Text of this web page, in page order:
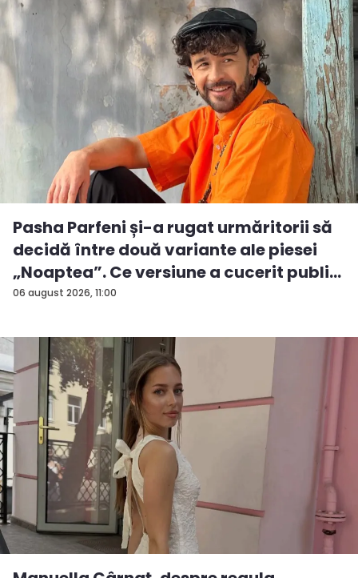
06 august 2026, 11:00
Pasha Parfeni și-a rugat urmăritorii să
decidă între două variante ale piesei
„Noaptea”. Ce versiune a cucerit publi...